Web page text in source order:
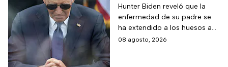
Joe Biden se propaga
y causa metástasis
Hunter Biden reveló que la
enfermedad de su padre se
ha extendido a los huesos a
pesar del tratamiento.
08 agosto, 2026